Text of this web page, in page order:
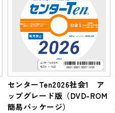
センターTen2026社会1 ア
ップグレード版（DVD-ROM
簡易パッケージ）